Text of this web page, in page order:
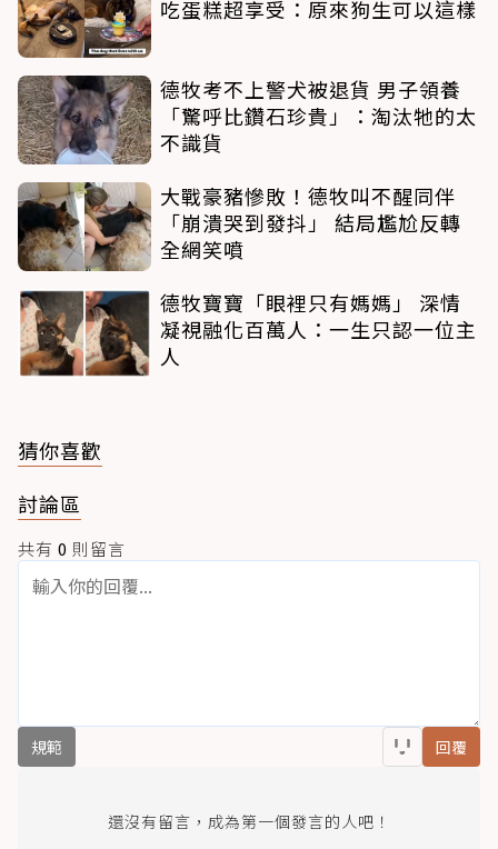
吃蛋糕超享受：原來狗生可以這樣
德牧考不上警犬被退貨 男子領養
「驚呼比鑽石珍貴」：淘汰牠的太
不識貨
大戰豪豬慘敗！德牧叫不醒同伴
「崩潰哭到發抖」 結局尷尬反轉
全網笑噴
德牧寶寶「眼裡只有媽媽」 深情
凝視融化百萬人：一生只認一位主
人
猜你喜歡
討論區
共有 0 則留言
規範 回覆
還沒有留言，成為第一個發言的人吧！